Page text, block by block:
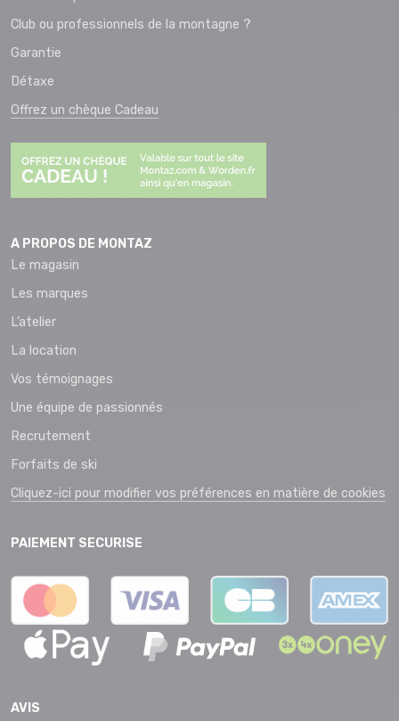
Club ou professionnels de la montagne ?
Garantie
Détaxe
Offrez un chèque Cadeau
A PROPOS DE MONTAZ
Le magasin
Les marques
L’atelier
La location
Vos témoignages
Une équipe de passionnés
Recrutement
Forfaits de ski
Cliquez-ici pour modifier vos préférences en matière de cookies
PAIEMENT SECURISE
AVIS